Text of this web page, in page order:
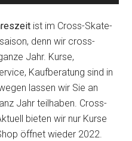
ist im Cross-Skate-
denn wir cross-
Jahr. Kurse,
Kaufberatung sind in
lassen wir Sie an
Jahr teilhaben. Cross-
bieten wir nur Kurse
öffnet wieder 2022.